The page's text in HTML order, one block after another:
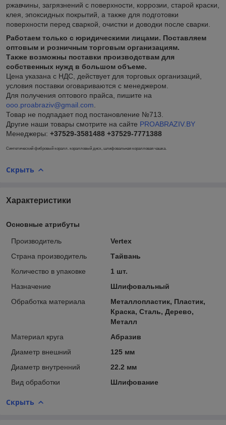
ржавчины, загрязнений с поверхности, коррозии, старой краски,
клея, эпоксидных покрытий, а также для подготовки
поверхности перед сваркой, очистки и доводки после сварки.
Работаем только с юридическими лицами. Поставляем
оптовым и розничным торговым организациям.
Также возможны поставки производствам для
собственных нужд в большом объеме.
Цена указана с НДС, действует для торговых организаций,
условия поставки оговариваются с менеджером.
Для получения оптового прайса, пишите на
ooo.proabraziv@gmail.com
Товар не подпадает под постановление №713.
Другие наши товары смотрите на сайте PROABRAZIV.BY
Менеджеры: +37529-3581488 +37529-7771388
Синтетический фибровый коралл. коралловый диск, шлифовальная коралловая чашка.
Скрыть
Характеристики
Основные атрибуты
Производитель
Vertex
Страна производитель
Тайвань
Количество в упаковке
1 шт.
Назначение
Шлифовальный
Обработка материала
Металлопластик, Пластик,
Краска, Сталь, Дерево,
Металл
Материал круга
Абразив
Диаметр внешний
125 мм
Диаметр внутренний
22.2 мм
Вид обработки
Шлифование
Скрыть